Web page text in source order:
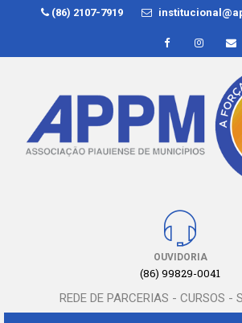
(86) 2107-7919
OUVIDORIA
(86) 99829-0041
REDE DE PARCERIAS - CURSOS -